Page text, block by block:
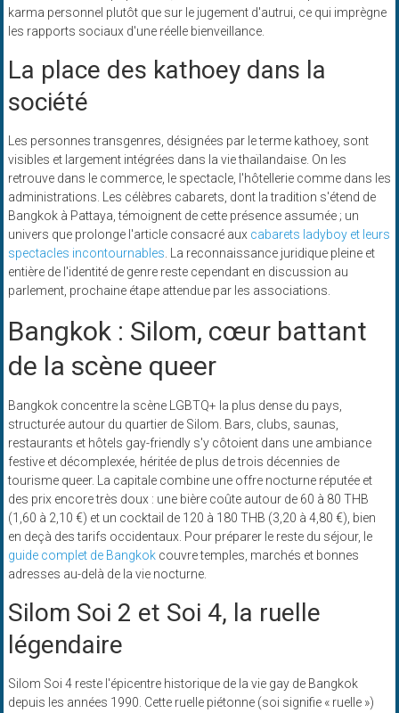
karma personnel plutôt que sur le jugement d'autrui, ce qui imprègne
les rapports sociaux d'une réelle bienveillance.
La place des kathoey dans la
société
Les personnes transgenres, désignées par le terme kathoey, sont
visibles et largement intégrées dans la vie thaïlandaise. On les
retrouve dans le commerce, le spectacle, l'hôtellerie comme dans les
administrations. Les célèbres cabarets, dont la tradition s'étend de
Bangkok à Pattaya, témoignent de cette présence assumée ; un
univers que prolonge l'article consacré aux cabarets ladyboy et leurs
spectacles incontournables . La reconnaissance juridique pleine et
entière de l'identité de genre reste cependant en discussion au
parlement, prochaine étape attendue par les associations.
Bangkok : Silom, cœur battant
de la scène queer
Bangkok concentre la scène LGBTQ+ la plus dense du pays,
structurée autour du quartier de Silom. Bars, clubs, saunas,
restaurants et hôtels gay-friendly s'y côtoient dans une ambiance
festive et décomplexée, héritée de plus de trois décennies de
tourisme queer. La capitale combine une offre nocturne réputée et
des prix encore très doux : une bière coûte autour de 60 à 80 THB
(1,60 à 2,10 €) et un cocktail de 120 à 180 THB (3,20 à 4,80 €), bien
en deçà des tarifs occidentaux. Pour préparer le reste du séjour, le
guide complet de Bangkokcouvre temples, marchés et bonnes
adresses au-delà de la vie nocturne.
Silom Soi 2 et Soi 4, la ruelle
légendaire
Silom Soi 4 reste l'épicentre historique de la vie gay de Bangkok
depuis les années 1990. Cette ruelle piétonne (soi signifie « ruelle »)